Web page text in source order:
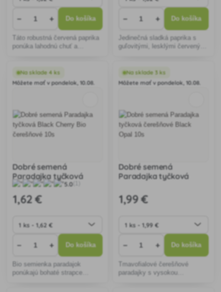
− + Do košíka
Táto robustná červená paprika
ponúka lahodnú chuť a
záhonoch, poskytuje vysoký
výnos a výbornú odolnosť.
− + Do košíka
Jedinečná sladká paprika s
guľovitými, lesklými červenými
záhrade alebo kvetináčoch,
skvelá do šalátov a ako
Na sklade 4 ks
Môžete mať v pondelok, 10.08.
Dobré semená
Paradajka tyčková
Black Cherry Bio
čerešňové 10s
5.0
1,62 €
− + Do košíka
Bio semienka paradajok
ponúkajú bohaté strapce
Na sklade 3 ks
Môžete mať v pondelok, 10.08.
Dobré semená
Paradajka tyčková
10s
1,99 €
− + Do košíka
Tmavofialové čerešňové
paradajky s vysokou